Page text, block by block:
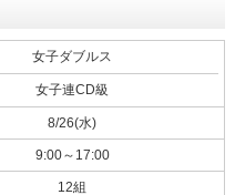
女子ダブルス
女子連CD級
8/26(水)
9:00～17:00
12組